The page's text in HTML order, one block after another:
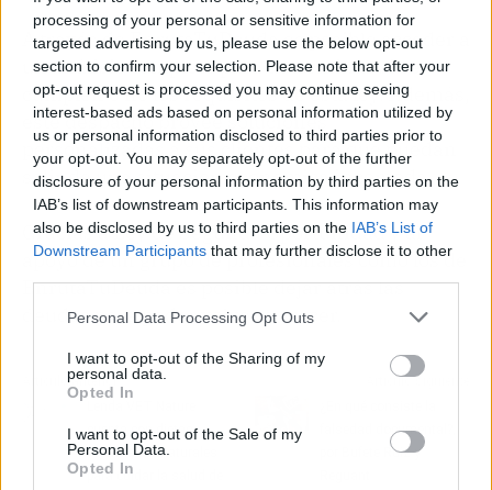
processing of your personal or sensitive information for
targeted advertising by us, please use the below opt-out
section to confirm your selection. Please note that after your
opt-out request is processed you may continue seeing
interest-based ads based on personal information utilized by
us or personal information disclosed to third parties prior to
your opt-out. You may separately opt-out of the further
disclosure of your personal information by third parties on the
IAB’s list of downstream participants. This information may
also be disclosed by us to third parties on the IAB’s List of
Downstream Participants that may further disclose it to other
Personal Data Processing Opt Outs
I want to opt-out of the Sharing of my
personal data.
Opted In
I want to opt-out of the Sale of my
Personal Data.
Opted In
A través de EnrutaTuDeuda es posible acceder a
un análisis completo para determinar si se
cumplen o no los requisitos de esta ley. Además,
este despacho provee soluciones
personalizadas a sus clientes para que puedan
salir de una situación económica incómoda.
Gracias a Ley de Segunda Oportunidad y al
apoyo de un grupo de profesionales como los de
EnrutaTuDeuda es posible dejar atrás las
deudas para poder volver a crecer.
Artículo anterior
cuenta con dietas
veterinarias naturales
para cuidar la salud de
Artículo siguiente
falsedad documental?,
por Bufete Ruiz y